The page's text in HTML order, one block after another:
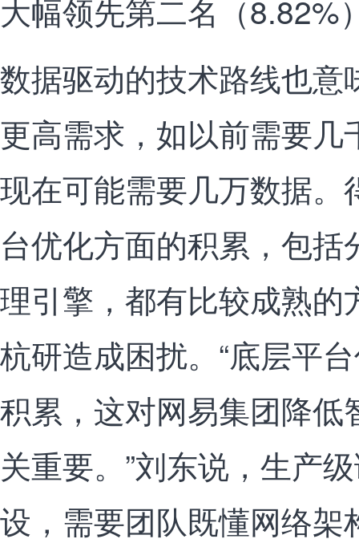
大幅领先第二名（8.82%
数据驱动的技术路线也意
更高需求，如以前需要
现在可能需要几万数据。
台优化方面的积累，包
理引擎，都有比较成熟的
杭研造成困扰。“底层平
积累，这对网易集团降低
关重要。”刘东说，生产
设，需要团队既懂网络架